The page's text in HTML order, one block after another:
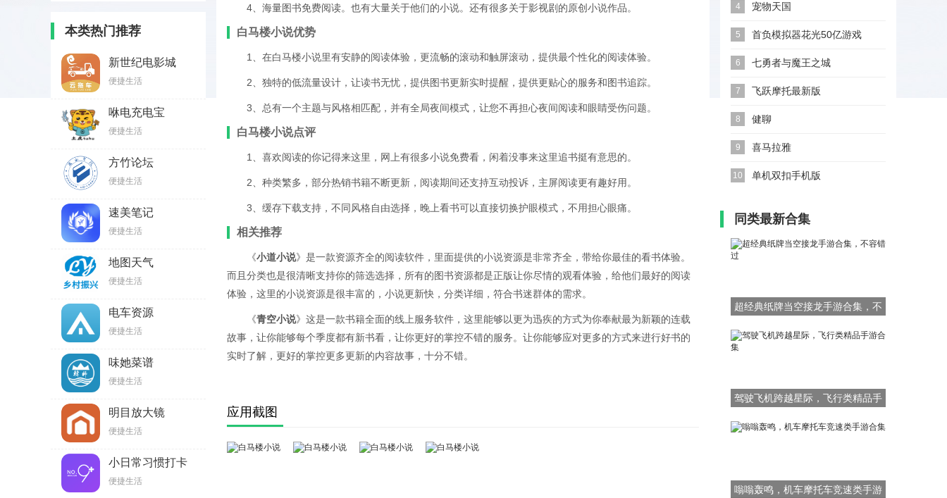
本类热门推荐
新世纪电影城
便捷生活
咻电充电宝
便捷生活
方竹论坛
便捷生活
速美笔记
便捷生活
地图天气
便捷生活
电车资源
便捷生活
味她菜谱
便捷生活
明目放大镜
便捷生活
小日常习惯打卡
便捷生活
4、海量图书免费阅读。也有大量关于他们的小说。还有很多关于影视剧的原创小说作品。
白马楼小说优势
1、在白马楼小说里有安静的阅读体验，更流畅的滚动和触屏滚动，提供最个性化的阅读体验。
2、独特的低流量设计，让读书无忧，提供图书更新实时提醒，提供更贴心的服务和图书追踪。
3、总有一个主题与风格相匹配，并有全局夜间模式，让您不再担心夜间阅读和眼睛受伤问题。
白马楼小说点评
1、喜欢阅读的你记得来这里，网上有很多小说免费看，闲着没事来这里追书挺有意思的。
2、种类繁多，部分热销书籍不断更新，阅读期间还支持互动投诉，主屏阅读更有趣好用。
3、缓存下载支持，不同风格自由选择，晚上看书可以直接切换护眼模式，不用担心眼痛。
相关推荐
《小道小说》是一款资源齐全的阅读软件，里面提供的小说资源是非常齐全，带给你最佳的看书体验。
而且分类也是很清晰支持你的筛选选择，所有的图书资源都是正版让你尽情的观看体验，给他们最好的阅读
体验，这里的小说资源是很丰富的，小说更新快，分类详细，符合书迷群体的需求。
《青空小说》这是一款书籍全面的线上服务软件，这里能够以更为迅疾的方式为你奉献最为新颖的连载
故事，让你能够每个季度都有新书看，让你更好的掌控不错的服务。让你能够应对更多的方式来进行好书的
实时了解，更好的掌控更多更新的内容故事，十分不错。
应用截图
4 宠物天国
5 首负模拟器花光50亿游戏
6 七勇者与魔王之城
7 飞跃摩托最新版
8 健聊
9 喜马拉雅
10 单机双扣手机版
同类最新合集
超经典纸牌当空接龙手游合集，不
驾驶飞机跨越星际，飞行类精品手
嗡嗡轰鸣，机车摩托车竞速类手游